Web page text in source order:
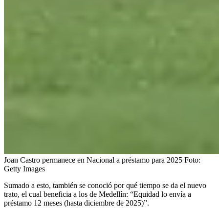
Joan Castro permanece en Nacional a préstamo para 2025 Foto:
Getty Images
Sumado a esto, también se conoció por qué tiempo se da el nuevo
trato, el cual beneficia a los de Medellín: “Equidad lo envía a
préstamo 12 meses (hasta diciembre de 2025)”.